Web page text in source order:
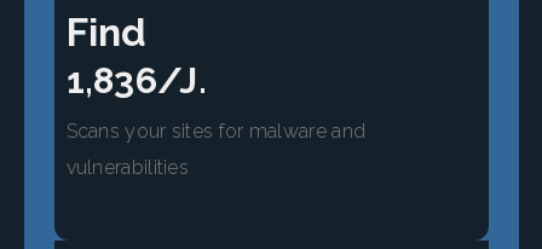
Find
1,836/J.
Scans your sites for malware and
vulnerabilities